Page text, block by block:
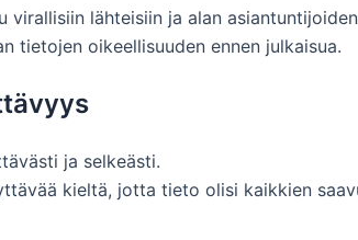
virallisiin lähteisiin ja alan
tietojen oikeellisuuden ennen julkaisua.
ja selkeästi.
kieltä, jotta tieto olisi kaikkien